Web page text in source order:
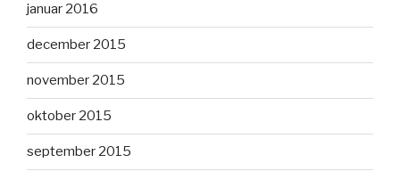
januar 2016
december 2015
november 2015
oktober 2015
september 2015